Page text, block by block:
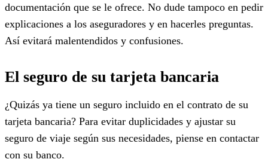
documentación que se le ofrece. No dude tampoco en pedir
explicaciones a los aseguradores y en hacerles preguntas.
Así evitará malentendidos y confusiones.
El seguro de su tarjeta bancaria
¿Quizás ya tiene un seguro incluido en el contrato de su
tarjeta bancaria? Para evitar duplicidades y ajustar su
seguro de viaje según sus necesidades, piense en contactar
con su banco.